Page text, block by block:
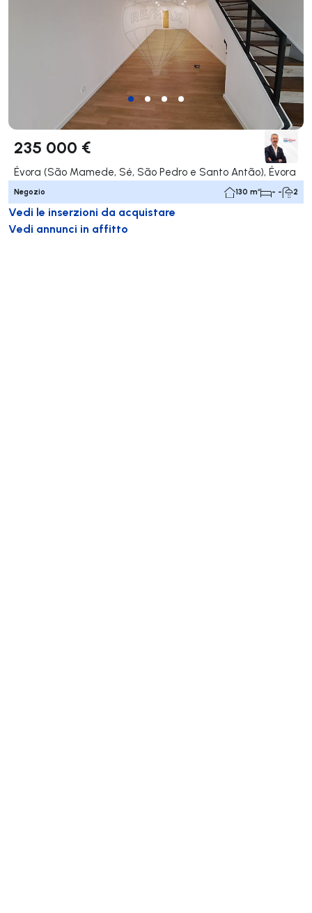
235 000 €
Évora (São Mamede, Sé, São Pedro e Santo Antão), Évora
Negozio 130 m² - - 2
Vedi le inserzioni da acquistare
Vedi annunci in affitto